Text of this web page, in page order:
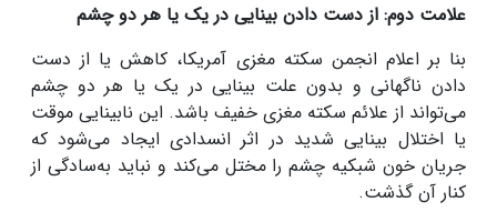
علامت دوم: از دست دادن بینایی در یک یا هر دو چشم
بنا بر اعلام انجمن سکته مغزی آمریکا، کاهش یا از دست
دادن ناگهانی و بدون علت بینایی در یک یا هر دو چشم
می‌تواند از علائم سکته مغزی خفیف باشد. این نابینایی موقت
یا اختلال بینایی شدید در اثر انسدادی ایجاد می‌شود که
جریان خون شبکیه چشم را مختل می‌کند و نباید به‌سادگی از
کنار آن گذشت.